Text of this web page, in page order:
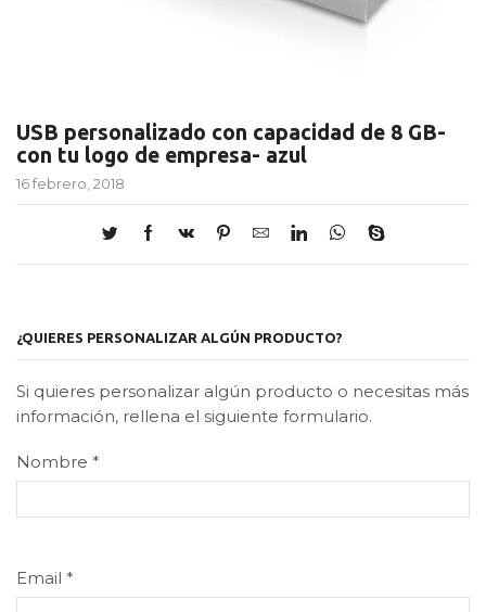
USB personalizado con capacidad de 8 GB-
con tu logo de empresa- azul
16 febrero, 2018
¿QUIERES PERSONALIZAR ALGÚN PRODUCTO?
Si quieres personalizar algún producto o necesitas más
información, rellena el siguiente formulario.
Nombre *
Email *